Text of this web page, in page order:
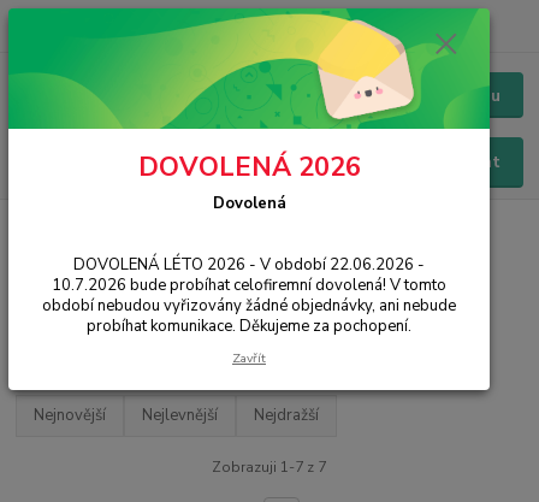
Menu
Hledat
Chat / Online podpora - 24/7
Na klíče
Filtr - výrobci a parametry
Nejnovější Nejlevnější Nejdražší
Zobrazuji 1-7 z 7
DOVOLENÁ 2026
Dovolená
DOVOLENÁ LÉTO 2026 - V období 22.06.2026 -
10.7.2026 bude probíhat celofiremní dovolená! V tomto
období nebudou vyřizovány žádné objednávky, ani nebude
probíhat komunikace. Děkujeme za pochopení.
Zavřít